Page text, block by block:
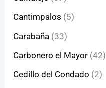
Cantimpalos (5)
Carabaña (33)
Carbonero el Mayor (42)
Cedillo del Condado (2)